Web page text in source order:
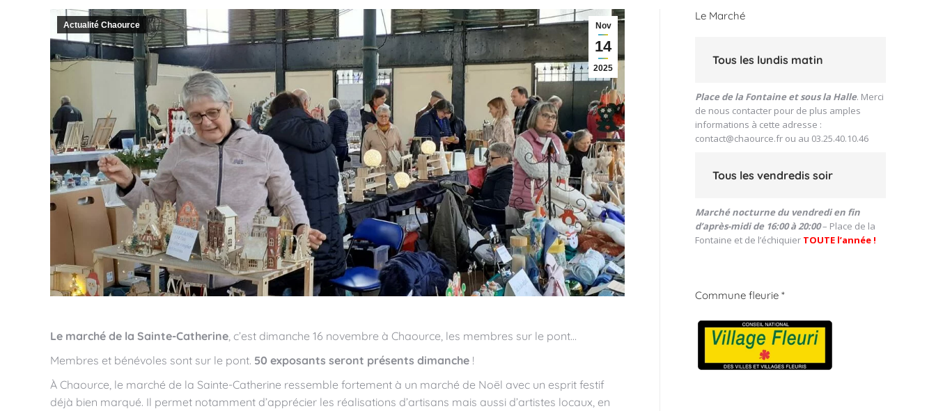
Nov
14
2025
Actualité Chaource
Le marché de la Sainte-Catherine , c’est dimanche 16 novembre à Chaource, les membres sur le pont…
Membres et bénévoles sont sur le pont. 50 exposants seront présents dimanche !
À Chaource, le marché de la Sainte-Catherine ressemble fortement à un marché de Noël avec un esprit festif
déjà bien marqué. Il permet notamment d’apprécier les réalisations d’artisans mais aussi d’artistes locaux, en
Le Marché
Tous les lundis matin
Place de la Fontaine et sous la Halle. Merci
de nous contacter pour de plus amples
informations à cette adresse :
contact@chaource.fr ou au 03.25.40.10.46
Tous les vendredis soir
Marché nocturne du vendredi en fin
d’après-midi de 16:00 à 20:00– Place de la
Fontaine et de l’échiquier TOUTE l’année !
Commune fleurie *